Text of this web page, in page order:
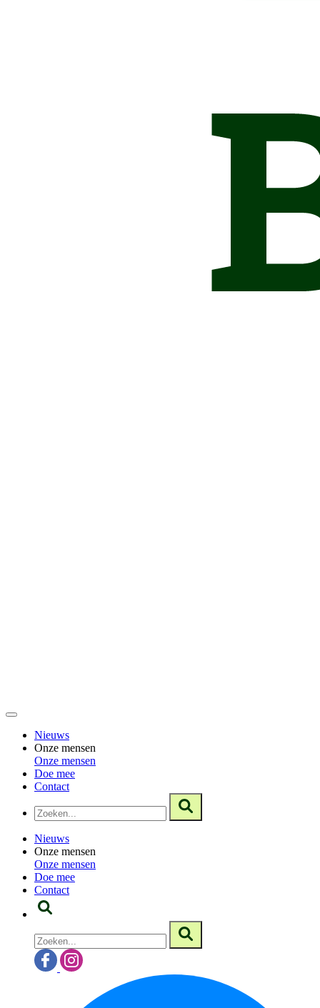
Nieuws
Onze mensen
Onze mensen
Doe mee
Contact
Nieuws
Onze mensen
Onze mensen
Doe mee
Contact